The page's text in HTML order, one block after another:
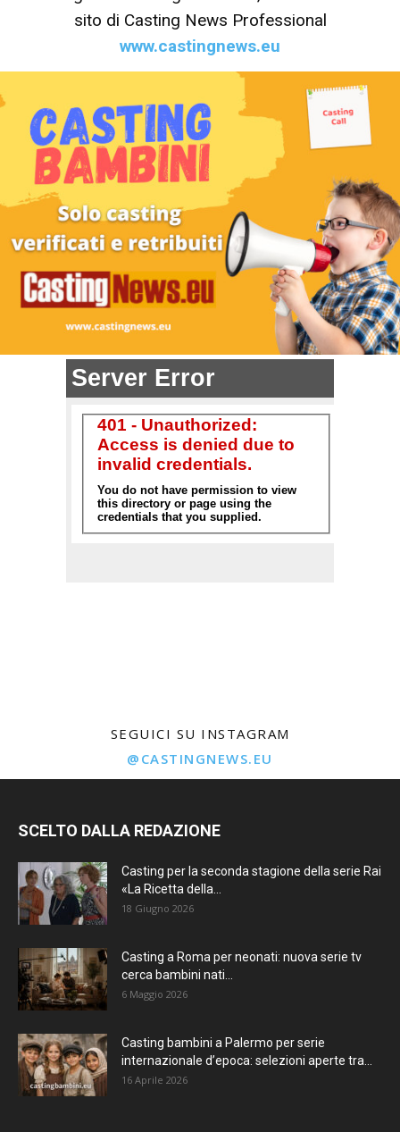
sito di Casting News Professional
www.castingnews.eu
SEGUICI SU INSTAGRAM
@CASTINGNEWS.EU
SCELTO DALLA REDAZIONE
Casting per la seconda stagione della serie Rai
«La Ricetta della...
18 Giugno 2026
Casting a Roma per neonati: nuova serie tv
cerca bambini nati...
6 Maggio 2026
Casting bambini a Palermo per serie
internazionale d’epoca: selezioni aperte tra...
16 Aprile 2026